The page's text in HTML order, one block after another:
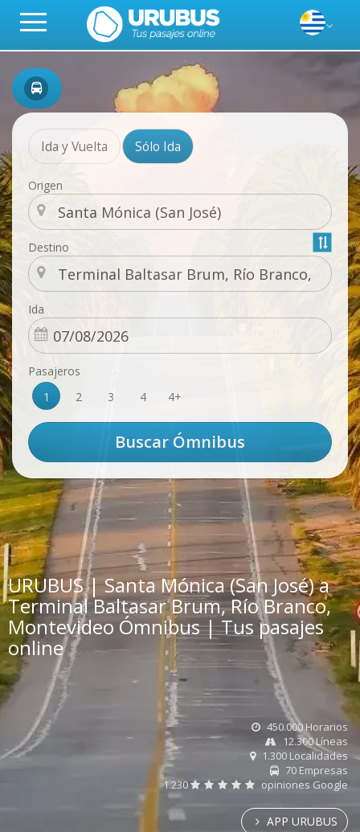
Ida y Vuelta Sólo Ida
Origen
Destino
Ida
Pasajeros
1
2 3 4 4+
URUBUS | Santa Mónica (San José) a
Terminal Baltasar Brum, Río Branco,
Montevideo Ómnibus | Tus pasajes
online
450.000 Horarios
12.300 Líneas
1.300 Localidades
70 Empresas
1.230
opiniones Google
APP URUBUS